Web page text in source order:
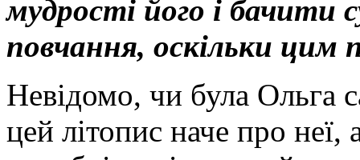
мудрості його і бачити
повчання, оскільки цим
Невідомо, чи була Ольга
цей літопис наче про неї,